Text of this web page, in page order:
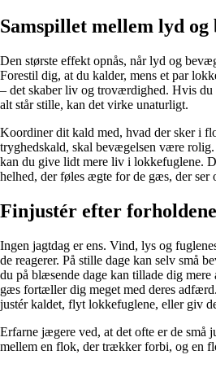
Samspillet mellem lyd og
Den største effekt opnås, når lyd og
Forestil dig, at du kalder, mens et par
– det skaber liv og troværdighed. Hvis du
alt står stille, kan det virke unaturligt.
Koordiner dit kald med, hvad der sker i
tryghedskald, skal bevægelsen være
kan du give lidt mere liv i lokkefuglene.
helhed, der føles ægte for de gæs, der ser
Finjustér efter forholdene
Ingen jagtdag er ens. Vind, lys og
de reagerer. På stille dage kan selv små
du på blæsende dage kan tillade dig
gæs fortæller dig meget med deres
justér kaldet, flyt lokkefuglene, eller giv
Erfarne jægere ved, at det ofte er de små
mellem en flok, der trækker forbi, og en